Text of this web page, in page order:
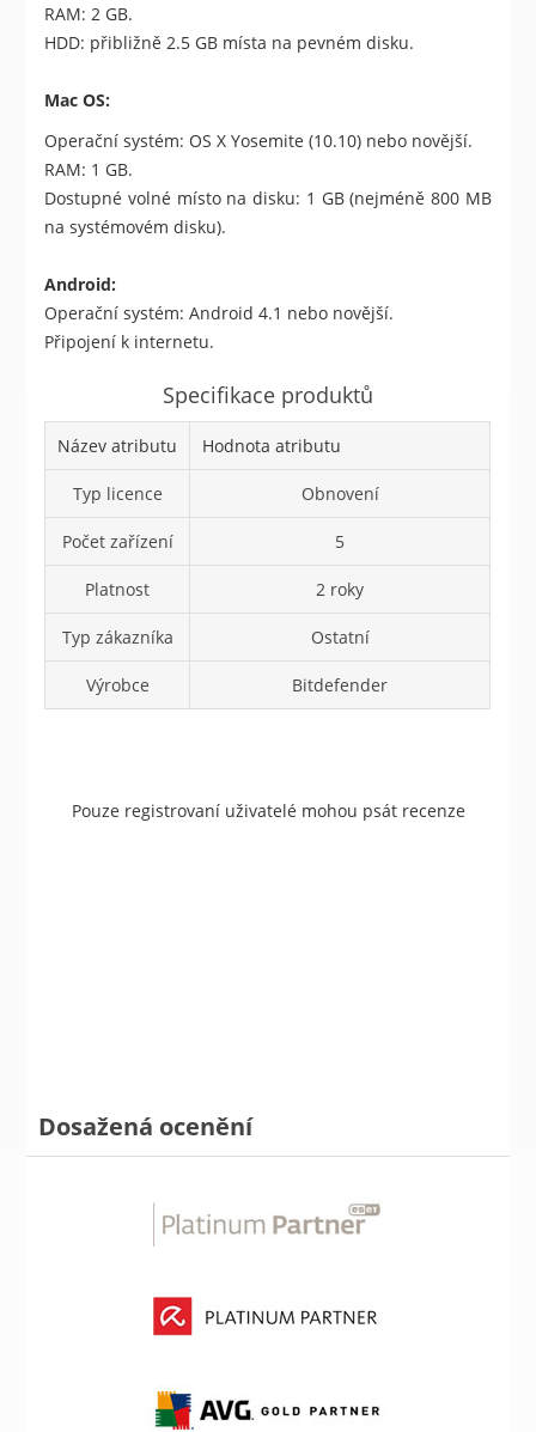
RAM: 2 GB.
HDD: přibližně 2.5 GB místa na pevném disku.
Mac OS:
Operační systém: OS X Yosemite (10.10) nebo novější.
RAM: 1 GB.
Dostupné volné místo na disku: 1 GB (nejméně 800 MB
na systémovém disku).
Android:
Operační systém: Android 4.1 nebo novější.
Připojení k internetu.
Specifikace produktů
Název atributu Hodnota atributu
Typ licence Obnovení
Počet zařízení 5
Platnost 2 roky
Typ zákazníka Ostatní
Výrobce Bitdefender
Pouze registrovaní uživatelé mohou psát recenze
Dosažená ocenění